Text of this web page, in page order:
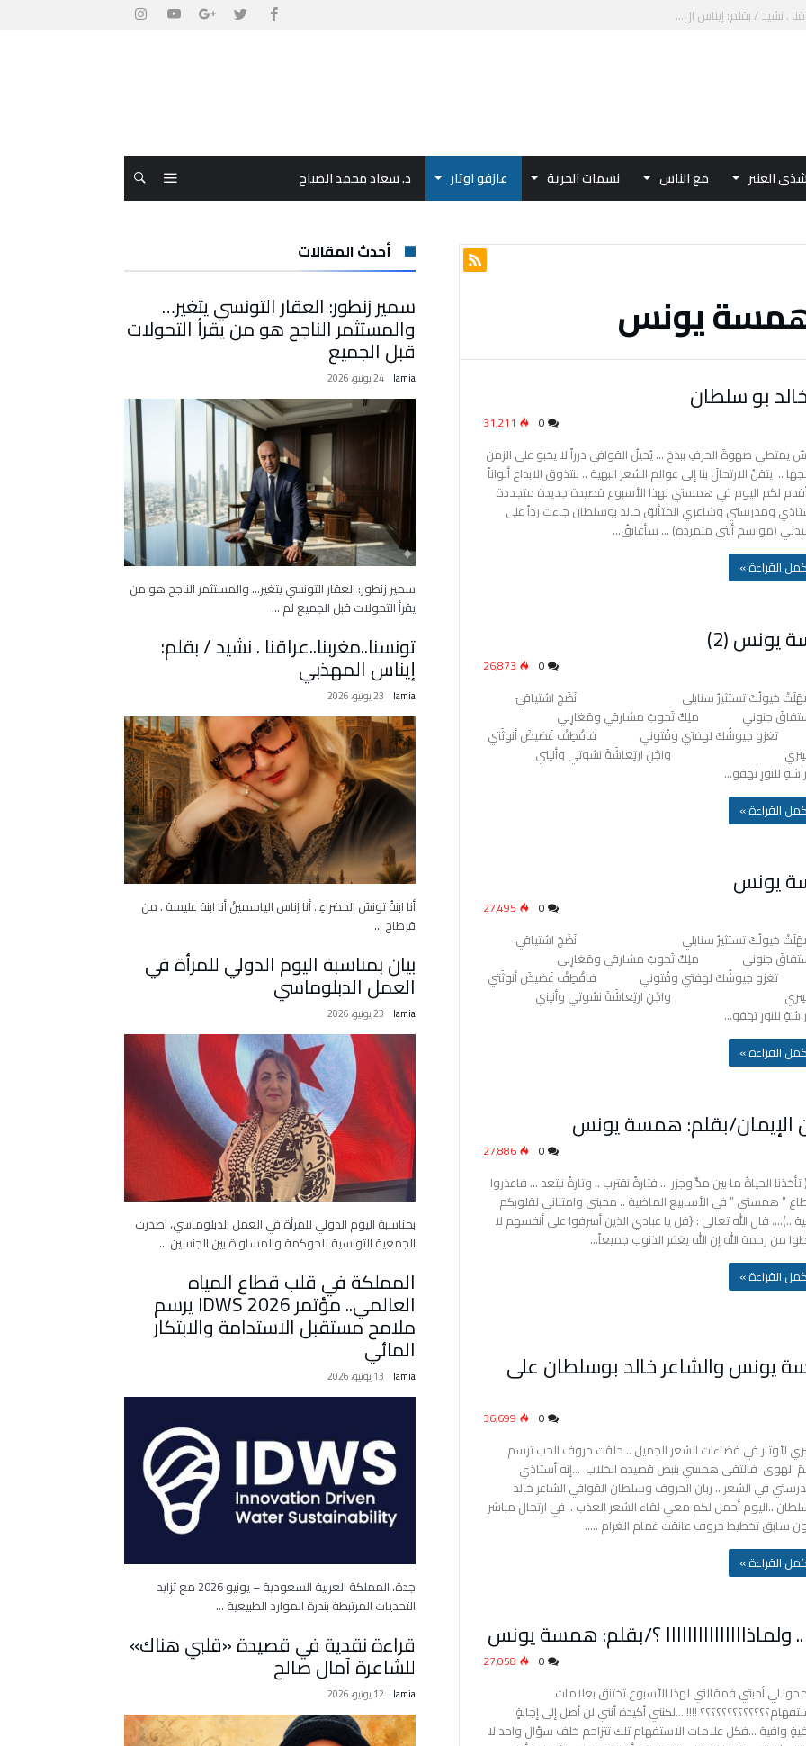
. نشيد / بقلم: إيناس ال...
شذى العنبر مع الناس نسمات الحرية عازفو اوتار د. سعاد محمد الصباح
يونس
31٬211
يمتطي صهوةَ الحرفِ ببذخ … يُحيلُ القوافي درراً لا يخبو على الزمن
.. يتقنُ الارتحالَ بنا إلى عوالم الشعر البهية .. لنتذوق الابداع ألواناً
لكم اليوم في همستي لهذا الأسبوع قصيدة جديدة متجددة
ومدرستي وشاعري المتألق خالد بوسلطان جاءت رداً على
(مواسم أنثى متمردة) … سأعانقُ…
القراءة »‬
يونس (2)
26٬873
خيولُكَ تستثيرُ سنابلي نَضَجَ اشتياقيَ
جنوني ملِكٌ تَجوبُ مشارقي ومَغارِبي
جيوشُكَ لهفتي وفُتوني فاقْطِفْ غَضيضَ أنوثَتي
آسِري واجْنِ ارتِعاشَةَ نشوتي وأنيني
للنورِ تهفو…
القراءة »‬
يونس
27٬495
خيولُكَ تستثيرُ سنابلي نَضَجَ اشتياقيَ
جنوني ملِكٌ تَجوبُ مشارقي ومَغارِبي
جيوشُكَ لهفتي وفُتوني فاقْطِفْ غَضيضَ أنوثَتي
آسِري واجْنِ ارتِعاشَةَ نشوتي وأنيني
للنورِ تهفو…
القراءة »‬
27٬886
تأخذنا الحياةُ ما بين مدٍّ وجزر … فتارةً نقترب .. وتارةً نبتعد … فاعذروا
” همستي ” في الأسابيع الماضية .. محبتي وامتناني لقلوبكم
..)…. قال الله تعالى : {قل يا عبادي الذين أسرفوا على أنفسهم لا
من رحمة الله إن الله يغفر الذنوب جميعاً…
القراءة »‬
يونس والشاعر خالد بوسلطان على
36٬699
لأوتار في فضاءات الشعر الجميل .. حلقت حروف الحب ترسم
الهوى فالتقى همسي بنبض قصيده الخلاب …إنه أستاذي
في الشعر .. ربان الحروف وسلطان القوافي الشاعر خالد
..اليوم أحمل لكم معي لقاء الشعر العذب .. في ارتجال مباشر
سابق تخطيط حروف عانقت غمام الغرام ..…
القراءة »‬
27٬058
لي أحبتي فمقالتي لهذا الأسبوع تختنق بعلامات
!!!!….لكنني أكيدة أنني لن أصل إلى إجابةٍ
وافية …فكل علامات الاستفهام تلك تتزاحم خلف سؤال واحد لا
أحدث المقالات
سمير زنطور: العقار التونسي يتغير…
والمستثمر الناجح هو من يقرأ التحولات
قبل الجميع
lamia 24 يونيو، 2026
سمير زنطور: العقار التونسي يتغير… والمستثمر الناجح هو من
يقرأ التحولات قبل الجميع لم …
تونسنا..مغربنا..عراقنا . نشيد / بقلم:
إيناس المهذبي
lamia 23 يونيو، 2026
أنا ابنةُ تونسَ الخضراءِ . أنا إناس الياسمينْ أنا ابنة عليسة . من
قرطاجَ …
بيان بمناسبة اليوم الدولي للمرأة في
العمل الدبلوماسي
lamia 23 يونيو، 2026
بمناسبة اليوم الدولي للمرأة في العمل الدبلوماسي، اصدرت
الجمعية التونسية للحوكمة والمساواة بين الجنسين …
المملكة في قلب قطاع المياه
العالمي.. مؤتمر IDWS 2026 يرسم
ملامح مستقبل الاستدامة والابتكار
المائي
lamia 13 يونيو، 2026
جدة، المملكة العربية السعودية – يونيو 2026 مع تزايد
التحديات المرتبطة بندرة الموارد الطبيعية …
قراءة نقدية في قصيدة «قلبي هناك»
للشاعرة آمال صالح
lamia 12 يونيو، 2026